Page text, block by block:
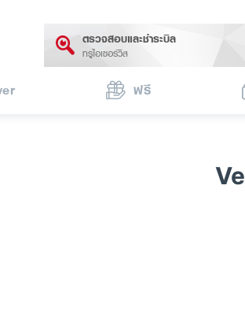
ตรวจสอบและชำระบิล
ทรูไอเซอร์วิส
ฟรี